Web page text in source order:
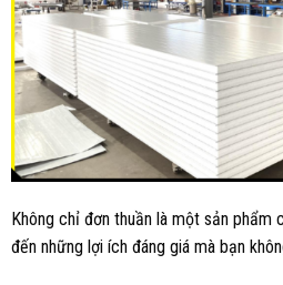
Không chỉ đơn thuần là một sản phẩm
đến những lợi ích đáng giá mà bạn